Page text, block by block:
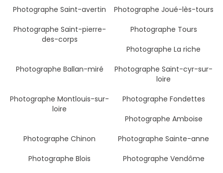
Photographe Saint-avertin
Photographe Joué-lès-tours
Photographe Saint-pierre-
des-corps
Photographe Tours
Photographe La riche
Photographe Ballan-miré
Photographe Saint-cyr-sur-
loire
Photographe Montlouis-sur-
loire
Photographe Fondettes
Photographe Amboise
Photographe Chinon
Photographe Sainte-anne
Photographe Blois
Photographe Vendôme